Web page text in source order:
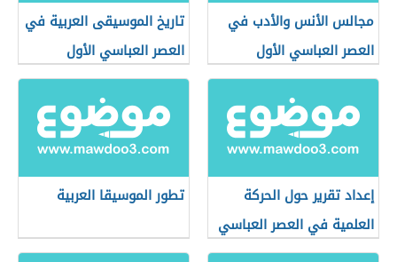
مجالس الأنس والأدب في
العصر العباسي الأول
تاريخ الموسيقى العربية في
العصر العباسي الأول
إعداد تقرير حول الحركة
العلمية في العصر العباسي
تطور الموسيقا العربية